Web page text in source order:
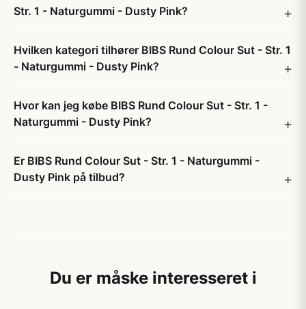
Str. 1 - Naturgummi - Dusty Pink?
Hvilken kategori tilhører BIBS Rund Colour Sut - Str. 1
- Naturgummi - Dusty Pink?
Hvor kan jeg købe BIBS Rund Colour Sut - Str. 1 -
Naturgummi - Dusty Pink?
Er BIBS Rund Colour Sut - Str. 1 - Naturgummi -
Dusty Pink på tilbud?
Du er måske interesseret i